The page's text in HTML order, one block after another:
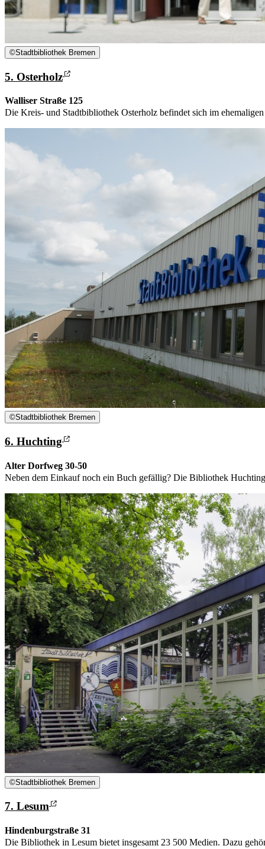
©Stadtbibliothek Bremen
5. Osterholz
Walliser Straße 125
Die Kreis- und Stadtbibliothek Osterholz befindet sich im
©Stadtbibliothek Bremen
6. Huchting
Alter Dorfweg 30-50
Neben dem Einkauf noch ein Buch gefällig? Die Bibliothek
©Stadtbibliothek Bremen
7. Lesum
Hindenburgstraße 31
Die Bibliothek in Lesum bietet insgesamt 23 500 Medien. Dazu